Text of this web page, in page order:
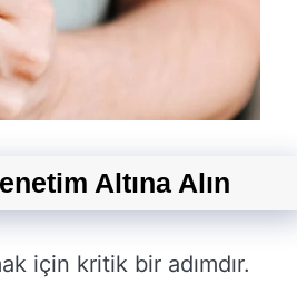
Altına Alın
için kritik bir adımdır.